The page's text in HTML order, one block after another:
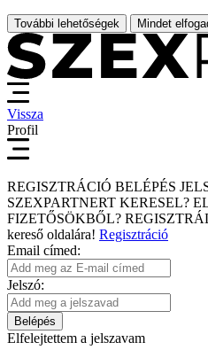
További lehetőségek Mindet
Vissza
Profil
REGISZTRÁCIÓ BELÉPÉS
SZEXPARTNERT KERESEL?
FIZETŐSÖKBŐL?
kereső oldalára! Regisztráció
Email címed:
Jelszó:
Belépés
Elfelejtettem a jelszavam